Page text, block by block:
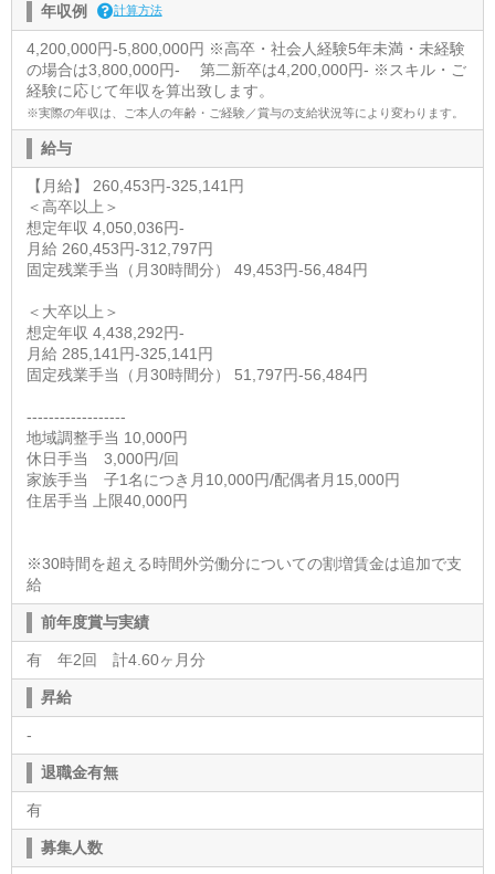
年収例 計算方法
4,200,000円-5,800,000円 ※高卒・社会人経験5年未満・未経験
の場合は3,800,000円- 第二新卒は4,200,000円- ※スキル・ご
経験に応じて年収を算出致します。
※実際の年収は、ご本人の年齢・ご経験／賞与の支給状況等により変わります。
給与
【月給】 260,453円-325,141円
＜高卒以上＞
想定年収 4,050,036円-
月給 260,453円-312,797円
固定残業手当（月30時間分） 49,453円-56,484円
＜大卒以上＞
想定年収 4,438,292円-
月給 285,141円-325,141円
固定残業手当（月30時間分） 51,797円-56,484円
------------------
地域調整手当 10,000円
休日手当 3,000円/回
家族手当 子1名につき月10,000円/配偶者月15,000円
住居手当 上限40,000円
※30時間を超える時間外労働分についての割増賃金は追加で支
給
前年度賞与実績
有 年2回 計4.60ヶ月分
昇給
-
退職金有無
有
募集人数